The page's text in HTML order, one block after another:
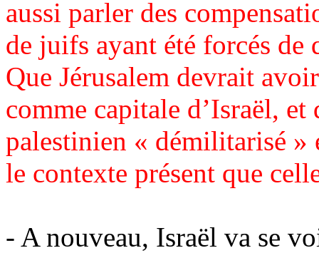
aussi parler des
de juifs ayant été forcés de
Que Jérusalem devrait
comme capitale d’Israël, et
palestinien « démilitarisé »
le contexte présent que
- A nouveau, Israël va se